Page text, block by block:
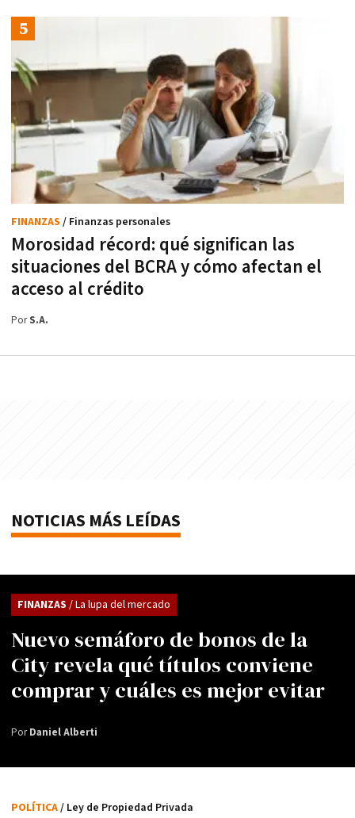
Morosidad récord: qué significan las
situaciones del BCRA y cómo afectan el
acceso al crédito
FINANZAS / Finanzas personales
PorS.A.
NOTICIAS MÁS LEÍDAS
Nuevo semáforo de bonos de la
City revela qué títulos conviene
comprar y cuáles es mejor evitar
FINANZAS / La lupa del mercado
PorDaniel Alberti
POLÍTICA/ Ley de Propiedad Privada